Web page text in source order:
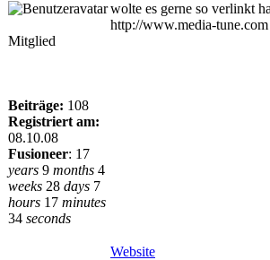
Mitglied
Beiträge: 108
Registriert am:
08.10.08
Fusioneer: 17
years 9 months 4
weeks 28 days 7
hours 17 minutes
34 seconds
wolte es gerne so verlinkt
http://www.media-tune.com
Website